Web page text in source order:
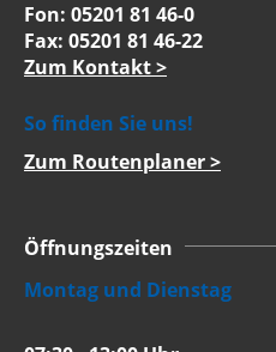
Fon: 05201 81 46-0
Fax: 05201 81 46-22
Zum Kontakt >
So finden Sie uns!
Zum Routenplaner >
Öffnungszeiten
Montag und Dienstag